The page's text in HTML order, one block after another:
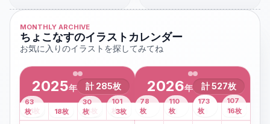
MONTHLY ARCHIVE
ちょこなすのイラストカレンダー
お気に入りのイラストを探してみてね
2025年 計 285枚
1月
2枚 2月 3月 4月
8枚
41 枚 13枚 6枚
101
枚
63
枚
18枚
30
枚
3枚
2026年 計527枚
1月 2月 3月
43
枚
4月
107
枚
78
枚
110
枚
173
枚
16枚